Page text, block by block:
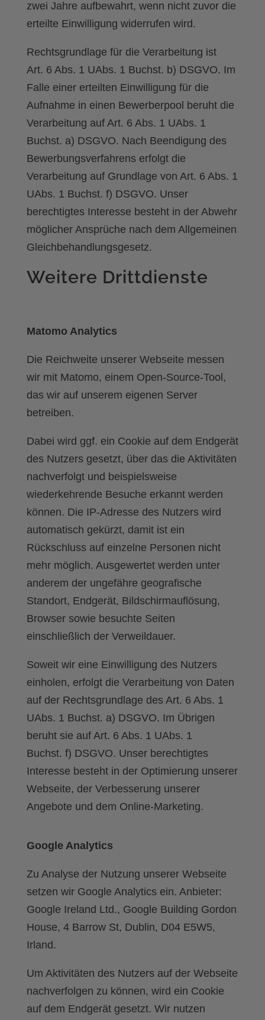
zwei Jahre aufbewahrt, wenn nicht zuvor die
erteilte Einwilligung widerrufen wird.
Rechtsgrundlage für die Verarbeitung ist
Art. 6 Abs. 1 UAbs. 1 Buchst. b) DSGVO. Im
Falle einer erteilten Einwilligung für die
Aufnahme in einen Bewerberpool beruht die
Verarbeitung auf Art. 6 Abs. 1 UAbs. 1
Buchst. a) DSGVO. Nach Beendigung des
Bewerbungsverfahrens erfolgt die
Verarbeitung auf Grundlage von Art. 6 Abs. 1
UAbs. 1 Buchst. f) DSGVO. Unser
berechtigtes Interesse besteht in der Abwehr
möglicher Ansprüche nach dem Allgemeinen
Gleichbehandlungsgesetz.
Weitere Drittdienste
Matomo Analytics
Die Reichweite unserer Webseite messen
wir mit Matomo, einem Open-Source-Tool,
das wir auf unserem eigenen Server
betreiben.
Dabei wird ggf. ein Cookie auf dem Endgerät
des Nutzers gesetzt, über das die Aktivitäten
nachverfolgt und beispielsweise
wiederkehrende Besuche erkannt werden
können. Die IP-Adresse des Nutzers wird
automatisch gekürzt, damit ist ein
Rückschluss auf einzelne Personen nicht
mehr möglich. Ausgewertet werden unter
anderem der ungefähre geografische
Standort, Endgerät, Bildschirmauflösung,
Browser sowie besuchte Seiten
einschließlich der Verweildauer.
Soweit wir eine Einwilligung des Nutzers
einholen, erfolgt die Verarbeitung von Daten
auf der Rechtsgrundlage des Art. 6 Abs. 1
UAbs. 1 Buchst. a) DSGVO. Im Übrigen
beruht sie auf Art. 6 Abs. 1 UAbs. 1
Buchst. f) DSGVO. Unser berechtigtes
Interesse besteht in der Optimierung unserer
Webseite, der Verbesserung unserer
Angebote und dem Online-Marketing.
Google Analytics
Zu Analyse der Nutzung unserer Webseite
setzen wir Google Analytics ein. Anbieter:
Google Ireland Ltd., Google Building Gordon
House, 4 Barrow St, Dublin, D04 E5W5,
Irland.
Um Aktivitäten des Nutzers auf der Webseite
nachverfolgen zu können, wird ein Cookie
auf dem Endgerät gesetzt. Wir nutzen